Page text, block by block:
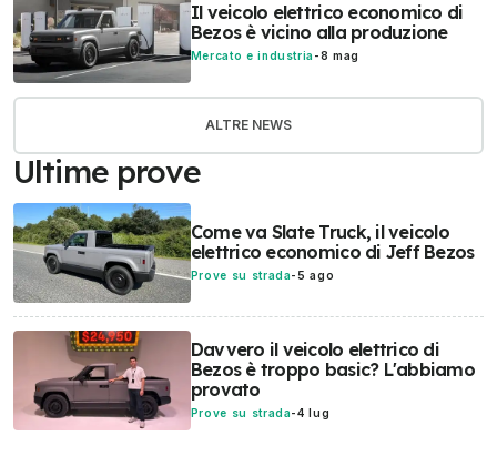
Il veicolo elettrico economico di
Bezos è vicino alla produzione
Mercato e industria -8 mag
ALTRE NEWS
Ultime prove
Come va Slate Truck, il veicolo
elettrico economico di Jeff Bezos
Prove su strada-5 ago
Davvero il veicolo elettrico di
Bezos è troppo basic? L'abbiamo
provato
Prove su strada-4 lug